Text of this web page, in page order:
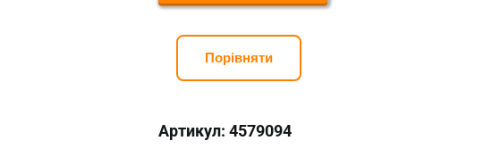
(відбалансована
<0.005-
Порівняти
Артикул: 4579094